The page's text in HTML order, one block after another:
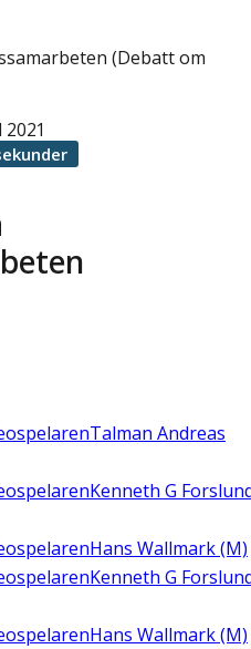
(Debatt om
Talman Andreas
Kenneth G
Hans Wallmark (M)
Kenneth G
Hans Wallmark (M)